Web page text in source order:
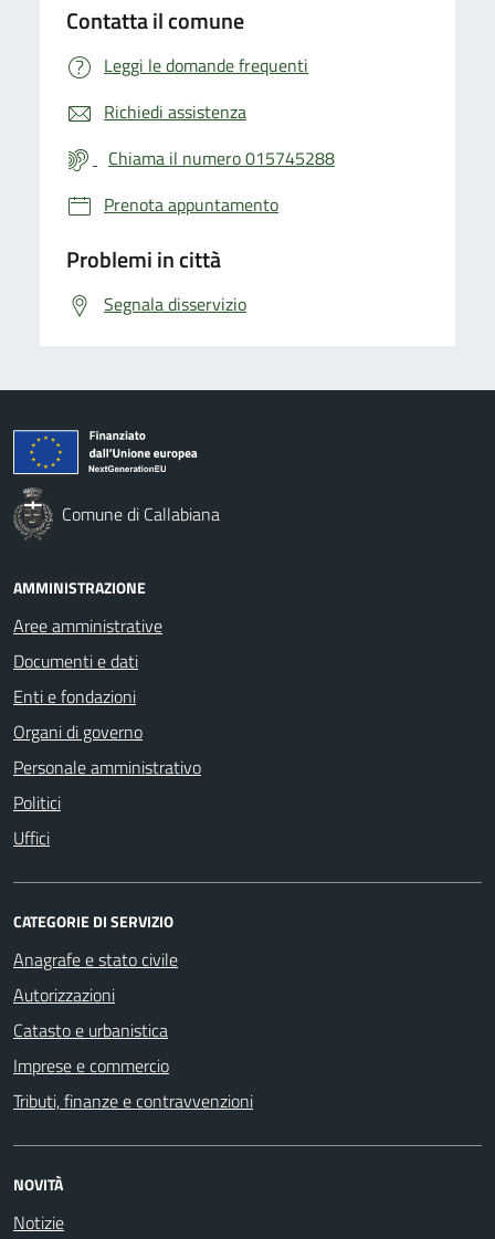
Contatta il comune
Leggi le domande frequenti
Richiedi assistenza
Chiama il numero 015745288
Prenota appuntamento
Problemi in città
Segnala disservizio
Comune di Callabiana
AMMINISTRAZIONE
Aree amministrative
Documenti e dati
Enti e fondazioni
Organi di governo
Personale amministrativo
Politici
Uffici
CATEGORIE DI SERVIZIO
Anagrafe e stato civile
Autorizzazioni
Catasto e urbanistica
Imprese e commercio
Tributi, finanze e contravvenzioni
NOVITÀ
Notizie